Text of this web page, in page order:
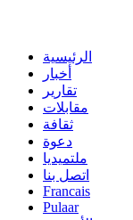
الرئيسية
أخبار
تقارير
مقابلات
ثقافة
دعوة
ملتميديا
اتصل بنا
Francais
Pulaar